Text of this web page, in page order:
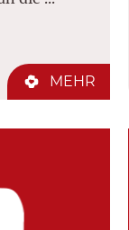
MEHR